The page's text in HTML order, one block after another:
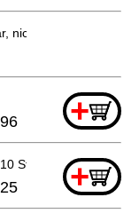
nicht bestellbar
+
Stücke) +